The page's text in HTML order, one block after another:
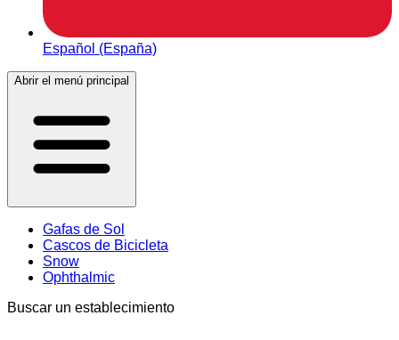
Español (España)
Abrir el menú principal
Gafas de Sol
Cascos de Bicicleta
Snow
Ophthalmic
Buscar un establecimiento